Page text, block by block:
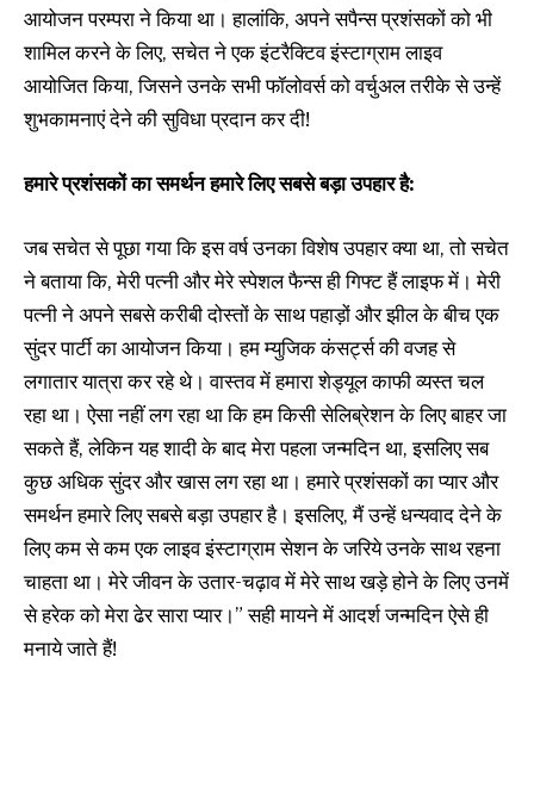
आयोजन परम्परा ने किया था। हालांकि, अपने सपैन्स प्रशंसकों को भी
शामिल करने के लिए, सचेत ने एक इंटरैक्टिव इंस्टाग्राम लाइव
आयोजित किया, जिसने उनके सभी फॉलोवर्स को वर्चुअल तरीके से उन्हें
शुभकामनाएं देने की सुविधा प्रदान कर दी!
हमारे प्रशंसकों का समर्थन हमारे लिए सबसे बड़ा उपहार है:
जब सचेत से पूछा गया कि इस वर्ष उनका विशेष उपहार क्या था, तो सचेत
ने बताया कि, मेरी पत्नी और मेरे स्पेशल फैन्स ही गिफ्ट हैं लाइफ में। मेरी
पत्नी ने अपने सबसे करीबी दोस्तों के साथ पहाड़ों और झील के बीच एक
सुंदर पार्टी का आयोजन किया। हम म्युजिक कंसर्ट्स की वजह से
लगातार यात्रा कर रहे थे। वास्तव में हमारा शेड्यूल काफी व्यस्त चल
रहा था। ऐसा नहीं लग रहा था कि हम किसी सेलिब्रेशन के लिए बाहर जा
सकते हैं, लेकिन यह शादी के बाद मेरा पहला जन्मदिन था, इसलिए सब
कुछ अधिक सुंदर और खास लग रहा था। हमारे प्रशंसकों का प्यार और
समर्थन हमारे लिए सबसे बड़ा उपहार है। इसलिए, मैं उन्हें धन्यवाद देने के
लिए कम से कम एक लाइव इंस्टाग्राम सेशन के जरिये उनके साथ रहना
चाहता था। मेरे जीवन के उतार-चढ़ाव में मेरे साथ खड़े होने के लिए उनमें
से हरेक को मेरा ढेर सारा प्यार।” सही मायने में आदर्श जन्मदिन ऐसे ही
मनाये जाते हैं!